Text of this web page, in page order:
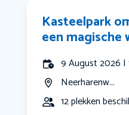
Kasteelpark
een magische
9 August 2026 |
Neerharenw...
12 plekken